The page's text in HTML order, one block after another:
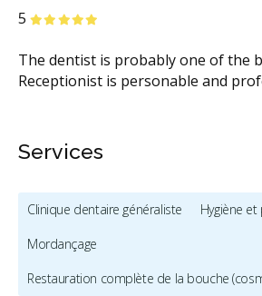
5 étoiles
The dentist is probably one of the
Receptionist is personable and
étoiles
étoiles
étoiles
étoiles
Services
Clinique dentaire généraliste
Hygiène
Mordançage
Restauration complète de la bouche